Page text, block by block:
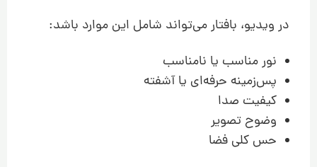
در ویدیو، بافتار می‌تواند شامل این موارد باشد:
نور مناسب یا نامناسب
پس‌زمینه حرفه‌ای یا آشفته
کیفیت صدا
وضوح تصویر
حس کلی فضا